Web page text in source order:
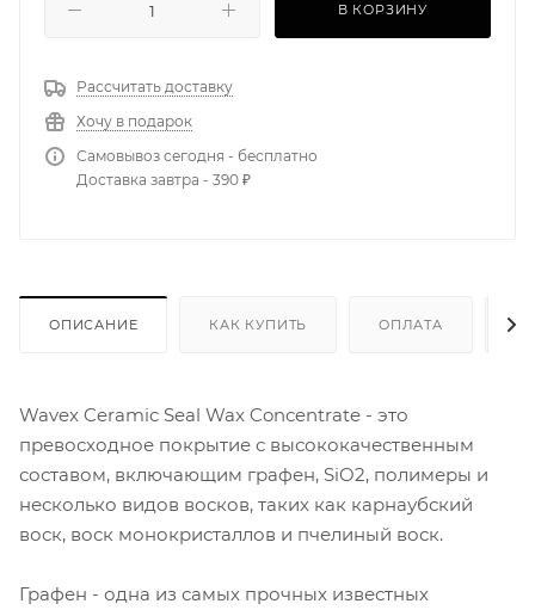
В КОРЗИНУ
Рассчитать доставку
Хочу в подарок
Самовывоз сегодня - бесплатно
Доставка завтра - 390 ₽
ОПИСАНИЕ КАК КУПИТЬ ОПЛАТА
Wavex Ceramic Seal Wax Concentrate - это
превосходное покрытие с высококачественным
составом, включающим графен, SiO2, полимеры и
несколько видов восков, таких как карнаубский
воск, воск монокристаллов и пчелиный воск.
Графен - одна из самых прочных известных